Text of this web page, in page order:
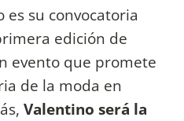
es su convocatoria
edición de
evento que promete
de la moda en
Valentino será la